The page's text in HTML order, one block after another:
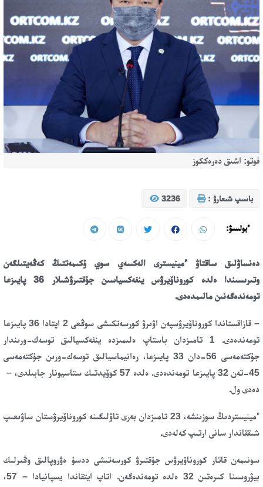
فوتو: اشىق دەرەككوز
باسىپ شىعارۋ : 3236
ءبولىسۋ:
دەنساۋلىق ساقتاۋ ءمينيسترى الەكسەي سوي ۇكىمەتتىڭ كەڭەيتىلگەن
وتىرىسىندا ەلدە كوروناۆيرۋس ينفەكسياسىن جۇقتىرۋشىلار 36 پايىزعا
تومەندەگەنىن مالىمدەدى.
– قازاقستاندا كوروناۆيرۋسپەن اۋىرۋ كورسەتكىشى سوڭعى 2 اپتادا 36 پايىزعا
تومەندەدى. 1 تامىزدان باستاپ ەلىمىزدە ينفەكسيالىق توسەك-ورىندار
جۇكتەمەسى 56-دان 33 پايىزعا، رەانيماسيالىق توسەك-ورىن جۇكتەمەسى
45-تەن 32 پايىزعا تومەندەدى. ەلدە 57 كوۆيدتىك ستاسيونار جابىلدى، –
دەدى ول.
ءمينيستردىڭ سوزىنشە، 23 تامىزدان بەرى تاۋلىگىنە كوروناۆيرۋستان ساۋىعىپ
شىققاندار سانى ارتىپ كەلەدى.
سونىمەن قاتار كوروناۆيرۋس جۇقتىرۋ كورسەتىشى ددسۇ ەۋروپالىق وڭىرلىك
بيۋروسىنا كىرەتىن 32 ەلدە تومەندەگەن. اتاپ ايتقاندا يسپانيادا – 57،